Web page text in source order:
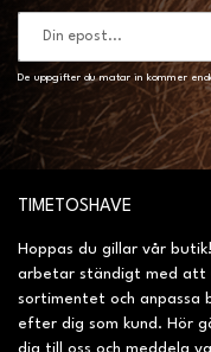
De uppgifter du matar in kommer
TIMETOSHAVE
Hoppas du gillar vår
arbetar ständigt med att
sortimentet och anpassa
efter dig som kund. Hör
dig till oss och meddela